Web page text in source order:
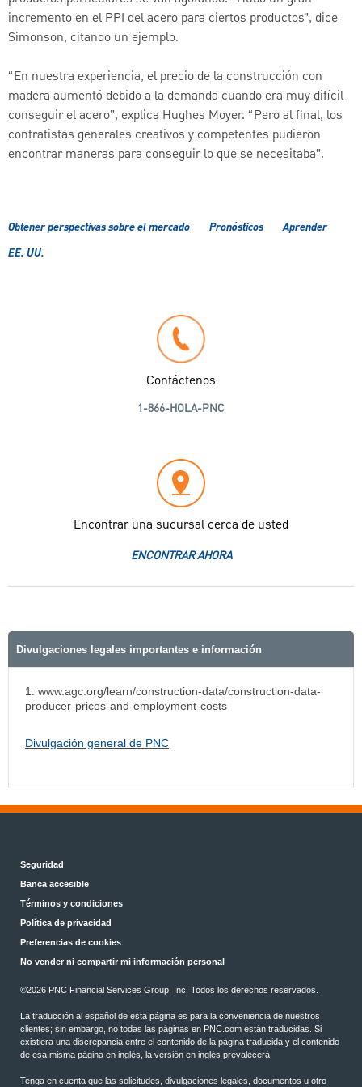
incremento en el PPI del acero para ciertos productos”, dice
Simonson, citando un ejemplo.
“En nuestra experiencia, el precio de la construcción con
madera aumentó debido a la demanda cuando era muy difícil
conseguir el acero”, explica Hughes Moyer. “Pero al final, los
contratistas generales creativos y competentes pudieron
encontrar maneras para conseguir lo que se necesitaba”.
Obtener perspectivas sobre el mercado Pronósticos
Aprender
EE. UU.
Contáctenos
1-866-HOLA-PNC
Encontrar una sucursal cerca de usted
ENCONTRAR AHORA
Divulgaciones legales importantes e información
1. www.agc.org/learn/construction-data/construction-data-
producer-prices-and-employment-costs
Divulgación general de PNC
Seguridad
Banca accesible
Términos y condiciones
Política de privacidad
Preferencias de cookies
No vender ni compartir mi información personal
©2026 PNC Financial Services Group, Inc. Todos los derechos reservados.
La traducción al español de esta página es para la conveniencia de nuestros
clientes; sin embargo, no todas las páginas en PNC.com están traducidas. Si
existiera una discrepancia entre el contenido de la página traducida y el contenido
de esa misma página en inglés, la versión en inglés prevalecerá.
Tenga en cuenta que las solicitudes, divulgaciones legales, documentos u otro